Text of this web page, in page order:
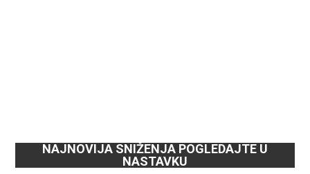
NAJNOVIJA SNIŽENJA POGLEDAJTE U
NASTAVKU